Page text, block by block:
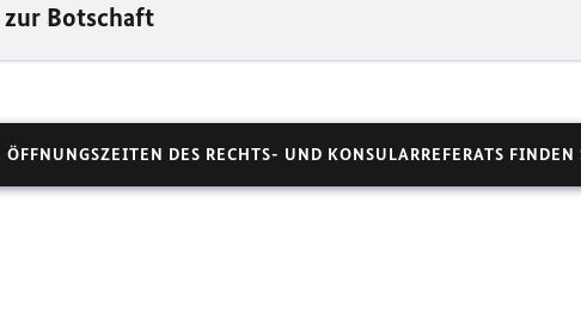
Botschaft
ÖFFNUNGSZEITEN DES RECHTS- UND KONSULARREFERATS FINDEN